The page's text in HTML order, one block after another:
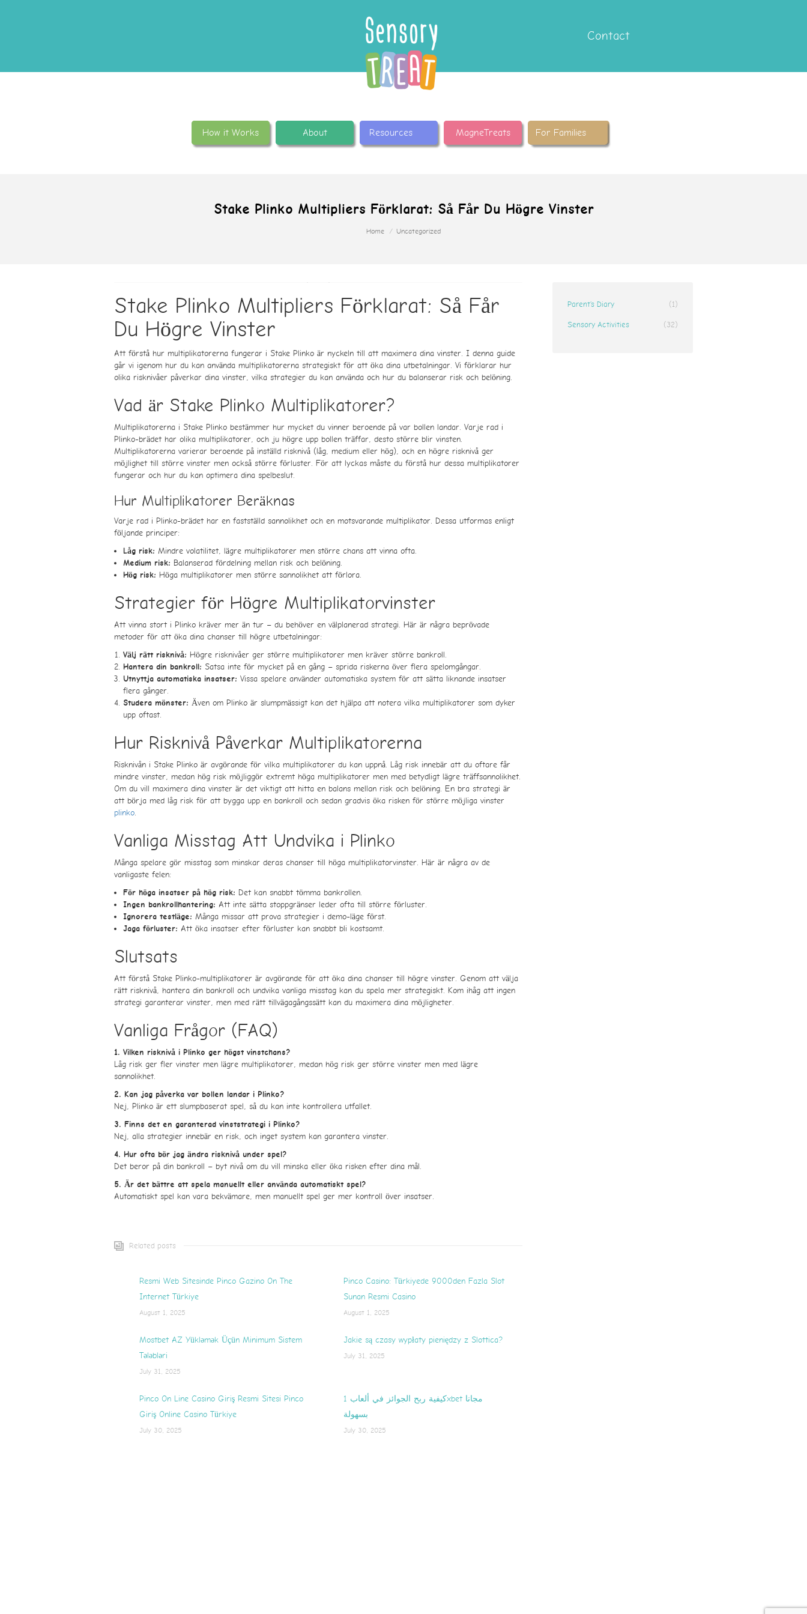
Contact
How it Works About Resources MagneTreats For Families
Stake Plinko Multipliers Förklarat: Så Får Du Högre Vinster
Home Uncategorized
Stake Plinko Multipliers Förklarat: Så Får
Du Högre Vinster
Att förstå hur multiplikatorerna fungerar i Stake Plinko är nyckeln till att maximera dina vinster. I denna guide
går vi igenom hur du kan använda multiplikatorerna strategiskt för att öka dina utbetalningar. Vi förklarar hur
olika risknivåer påverkar dina vinster, vilka strategier du kan använda och hur du balanserar risk och belöning.
Vad är Stake Plinko Multiplikatorer?
Multiplikatorerna i Stake Plinko bestämmer hur mycket du vinner beroende på var bollen landar. Varje rad i
Plinko-brädet har olika multiplikatorer, och ju högre upp bollen träffar, desto större blir vinsten.
Multiplikatorerna varierar beroende på inställd risknivå (låg, medium eller hög), och en högre risknivå ger
möjlighet till större vinster men också större förluster. För att lyckas måste du förstå hur dessa multiplikatorer
fungerar och hur du kan optimera dina spelbeslut.
Hur Multiplikatorer Beräknas
Varje rad i Plinko-brädet har en fastställd sannolikhet och en motsvarande multiplikator. Dessa utformas enligt
följande principer:
Låg risk: Mindre volatilitet, lägre multiplikatorer men större chans att vinna ofta.
Medium risk: Balanserad fördelning mellan risk och belöning.
Hög risk: Höga multiplikatorer men större sannolikhet att förlora.
Strategier för Högre Multiplikatorvinster
Att vinna stort i Plinko kräver mer än tur – du behöver en välplanerad strategi. Här är några beprövade
metoder för att öka dina chanser till högre utbetalningar:
Välj rätt risknivå: Högre risknivåer ger större multiplikatorer men kräver större bankroll.
Hantera din bankroll: Satsa inte för mycket på en gång – sprida riskerna över flera spelomgångar.
Utnyttja automatiska insatser: Vissa spelare använder automatiska system för att sätta liknande insatser
flera gånger.
Studera mönster: Även om Plinko är slumpmässigt kan det hjälpa att notera vilka multiplikatorer som dyker
upp oftast.
Hur Risknivå Påverkar Multiplikatorerna
Risknivån i Stake Plinko är avgörande för vilka multiplikatorer du kan uppnå. Låg risk innebär att du oftare får
mindre vinster, medan hög risk möjliggör extremt höga multiplikatorer men med betydligt lägre träffsannolikhet.
Om du vill maximera dina vinster är det viktigt att hitta en balans mellan risk och belöning. En bra strategi är
att börja med låg risk för att bygga upp en bankroll och sedan gradvis öka risken för större möjliga vinster
plinko
Vanliga Misstag Att Undvika i Plinko
Många spelare gör misstag som minskar deras chanser till höga multiplikatorvinster. Här är några av de
vanligaste felen:
För höga insatser på hög risk: Det kan snabbt tömma bankrollen.
Ingen bankrollhantering: Att inte sätta stoppgränser leder ofta till större förluster.
Ignorera testläge: Många missar att prova strategier i demo-läge först.
Jaga förluster: Att öka insatser efter förluster kan snabbt bli kostsamt.
Slutsats
Att förstå Stake Plinko-multiplikatorer är avgörande för att öka dina chanser till högre vinster. Genom att välja
rätt risknivå, hantera din bankroll och undvika vanliga misstag kan du spela mer strategiskt. Kom ihåg att ingen
strategi garanterar vinster, men med rätt tillvägagångssätt kan du maximera dina möjligheter.
Vanliga Frågor (FAQ)
1. Vilken risknivå i Plinko ger högst vinstchans?
Låg risk ger fler vinster men lägre multiplikatorer, medan hög risk ger större vinster men med lägre
sannolikhet.
2. Kan jag påverka var bollen landar i Plinko?
Nej, Plinko är ett slumpbaserat spel, så du kan inte kontrollera utfallet.
3. Finns det en garanterad vinststrategi i Plinko?
Nej, alla strategier innebär en risk, och inget system kan garantera vinster.
4. Hur ofta bör jag ändra risknivå under spel?
Det beror på din bankroll – byt nivå om du vill minska eller öka risken efter dina mål.
5. Är det bättre att spela manuellt eller använda automatiskt spel?
Automatiskt spel kan vara bekvämare, men manuellt spel ger mer kontroll över insatser.
Related posts
Resmi Web Sitesinde Pinco Gazino On The
Internet Türkiye
August 1, 2025
Pinco Casino: Türkiyede 9000den Fazla Slot
Sunan Resmi Casino
August 1, 2025
Mostbet AZ Yükləmək Üçün Minimum Sistem
Tələbləri
July 31, 2025
Jakie są czasy wypłaty pieniędzy z Slottica?
July 31, 2025
Pinco On Line Casino Giriş Resmi Sitesi Pinco
Giriş Online Casino Türkiye
July 30, 2025
كيفية ربح الجوائز في ألعاب 1xbet مجانا
بسهولة
July 30, 2025
Parent’s Diary (1)
Sensory Activities (32)